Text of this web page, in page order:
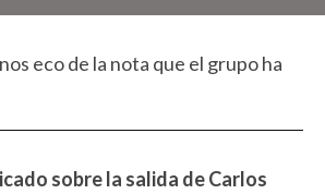
eco de la nota que el grupo ha
sobre la salida de Carlos